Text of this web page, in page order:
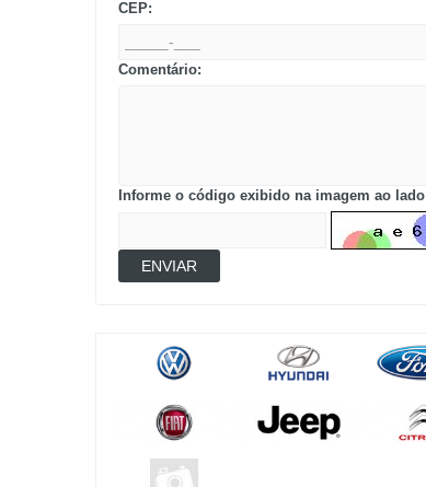
CEP:
Comentário:
Informe o código exibido na imagem ao lado
ENVIAR